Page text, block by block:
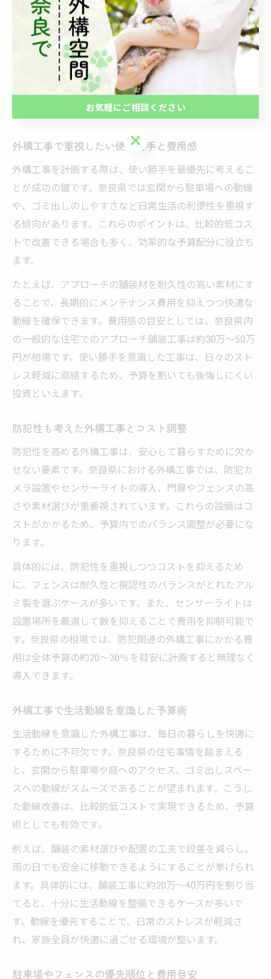
要最低限の機能を確保しつつ、重点的にこだわりたい部
分に資金を集中できます。特に奈良県の住宅地では、周
囲の景観や地域の気候に合わせた植栽計画が好まれるた
め、植栽費用も一定の配慮が必要です。予算配分の計画
段階で細かく検討することで、後からの追加費用を防ぐ
ことが可能です。
外構工事で重視したい使い勝手と費用感
外構工事を計画する際は、使い勝手を最優先に考えるこ
とが成功の鍵です。奈良県では玄関から駐車場への動線
や、ゴミ出しのしやすさなど日常生活の利便性を重視す
る傾向があります。これらのポイントは、比較的低コス
トで改善できる場合も多く、効率的な予算配分に役立ち
ます。
たとえば、アプローチの舗装材を耐久性の高い素材にす
ることで、長期的にメンテナンス費用を抑えつつ快適な
動線を確保できます。費用感の目安としては、奈良県内
の一般的な住宅でのアプローチ舗装工事は約30万〜50万
円が相場です。使い勝手を意識した工事は、日々のスト
レス軽減に直結するため、予算を割いても後悔しにくい
投資といえます。
防犯性も考えた外構工事とコスト調整
防犯性を高める外構工事は、安心して暮らすために欠か
せない要素です。奈良県における外構工事では、防犯カ
メラ設置やセンサーライトの導入、門扉やフェンスの高
さや素材選びが重要視されています。これらの設備はコ
ストがかかるため、予算内でのバランス調整が必要にな
ります。
具体的には、防犯性を重視しつつコストを抑えるため
に、フェンスは耐久性と視認性のバランスがとれたアル
ミ製を選ぶケースが多いです。また、センサーライトは
設置場所を厳選して数を抑えることで費用を抑制可能で
す。奈良県の相場では、防犯関連の外構工事にかかる費
用は全体予算の約20〜30％を目安に計画すると無理なく
導入できます。
外構工事で生活動線を意識した予算術
生活動線を意識した外構工事は、毎日の暮らしを快適に
するために不可欠です。奈良県の住宅事情を踏まえる
と、玄関から駐車場や庭へのアクセス、ゴミ出しスペー
スへの動線がスムーズであることが望まれます。こうし
た動線改善は、比較的低コストで実現できるため、予算
術としても有効です。
例えば、舗装の素材選びや配置の工夫で段差を減らし、
雨の日でも安全に移動できるようにすることが挙げられ
ます。具体的には、舗装工事に約20万〜40万円を割り当
てると、十分に生活動線を整備できるケースが多いで
す。動線を優先することで、日常のストレスが軽減さ
れ、家族全員が快適に過ごせる環境が整います。
駐車場やフェンスの優先順位と費用目安
お気軽にご相談ください
お気軽にご相談ください